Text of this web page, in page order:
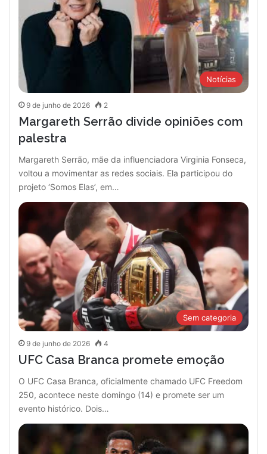
Notícias
9 de junho de 2026 2
Margareth Serrão divide opiniões com
palestra
Margareth Serrão, mãe da influenciadora Virginia Fonseca,
voltou a movimentar as redes sociais. Ela participou do
projeto ‘Somos Elas’, em…
Sem categoria
9 de junho de 2026 4
UFC Casa Branca promete emoção
O UFC Casa Branca, oficialmente chamado UFC Freedom
250, acontece neste domingo (14) e promete ser um
evento histórico. Dois…